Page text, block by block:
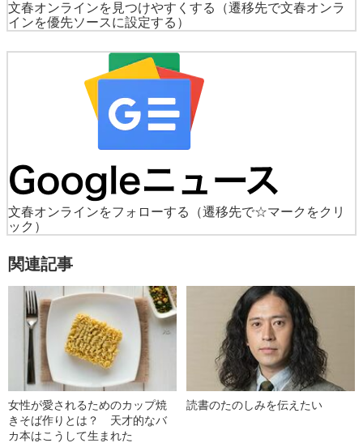
文春オンラインを見つけやすくする
（遷移先で文春オンラ
インを優先ソースに設定する）
文春オンラインをフォローする
（遷移先で☆マークをクリ
ック）
関連記事
女性が愛されるためのカップ焼
きそば作りとは？ 天才的なバ
カ本はこうして生まれた
読書のたのしみを伝えたい